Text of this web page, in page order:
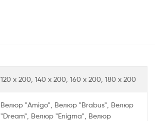
ni k
120 х 200, 140 х 200, 160 х 200, 180 х 200
Велюр "Amigo", Велюр "Brabus", Велюр
"Dream", Велюр "Enigma", Велюр